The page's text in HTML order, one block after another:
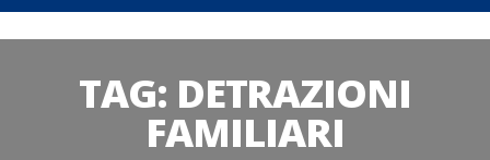
TAG: DETRAZIONI
FAMILIARI